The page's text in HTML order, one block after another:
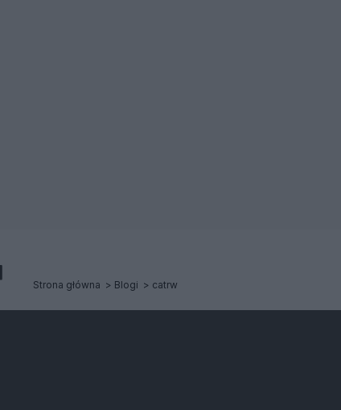
Strona główna Blogi catrw